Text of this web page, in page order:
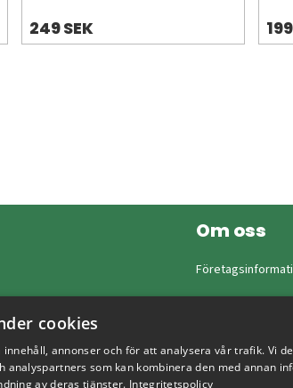
249 SEK
Om oss
cookies
annonser och för att analysera vår trafik. Vi
analyspartners som kan kombinera den med annan
av deras tjänster. Integritetspolicy